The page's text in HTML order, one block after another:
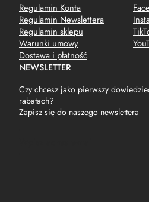
Regulamin Konta
Regulamin Newslettera
Regulamin sklepu
Warunki umowy
Dostawa i płatność
NEWSLETTER
Czy chcesz jako pierwszy
rabatach?
Zapisz się do naszego newslettera
a